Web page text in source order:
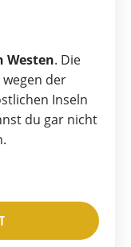
Westen. Die
der
Inseln
du gar nicht